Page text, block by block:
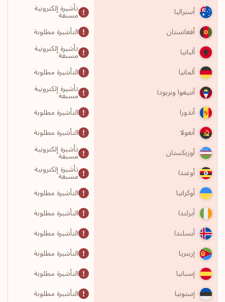
أستراليا
تأشيرة إلكترونية
مسبقة
أفغانستان
التأشيرة مطلوبة
ألبانيا
تأشيرة إلكترونية
مسبقة
ألمانيا
التأشيرة مطلوبة
أنتيغوا وبربودا
تأشيرة إلكترونية
مسبقة
أندورا
التأشيرة مطلوبة
أنغولا
التأشيرة مطلوبة
أوزبكستان
تأشيرة إلكترونية
مسبقة
أوغندا
تأشيرة إلكترونية
مسبقة
أوكرانيا
التأشيرة مطلوبة
أيرلندا
التأشيرة مطلوبة
أيسلندا
التأشيرة مطلوبة
إريتريا
التأشيرة مطلوبة
إسبانيا
التأشيرة مطلوبة
إستونيا
التأشيرة مطلوبة